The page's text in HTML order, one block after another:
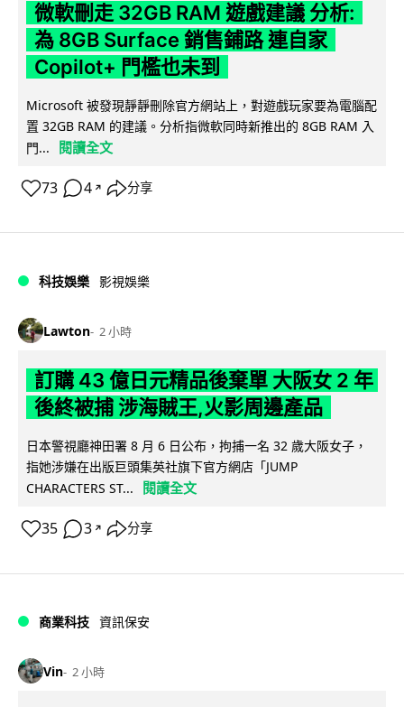
微軟刪走 32GB RAM 遊戲建議 分析:
為 8GB Surface 銷售鋪路 連自家
Copilot+ 門檻也未到
Microsoft 被發現靜靜刪除官方網站上，對遊戲玩家要為電腦配
置 32GB RAM 的建議。分析指微軟同時新推出的 8GB RAM 入
門...
閱讀全文
73 4 ↗ 分享
科技娛樂 影視娛樂
Lawton 2 小時
訂購 43 億日元精品後棄單 大阪女 2 年
後終被捕 涉海賊王,火影周邊產品
日本警視廳神田署 8 月 6 日公布，拘捕一名 32 歲大阪女子，
指她涉嫌在出版巨頭集英社旗下官方網店「JUMP
CHARACTERS ST...
閱讀全文
35 3 ↗ 分享
商業科技 資訊保安
Vin 2 小時